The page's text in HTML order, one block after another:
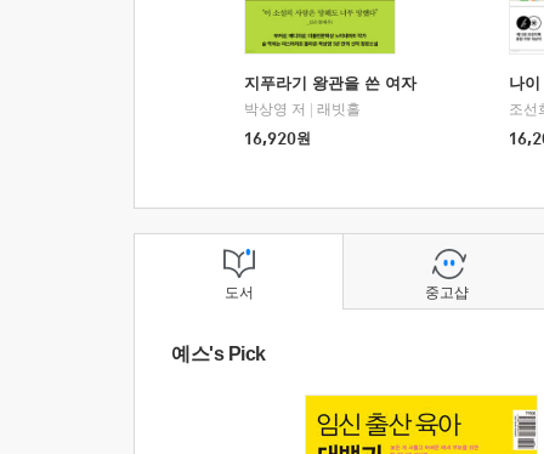
지푸라기 왕관을 쓴 여자
박상영 저
래빗홀
16,920원
나
조선
도서
예스's Pick
중고샵